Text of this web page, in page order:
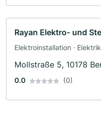
Rayan Elektro- und
Elektroinstallation ·
Mollstraße 5, 10178
0.0 (0)